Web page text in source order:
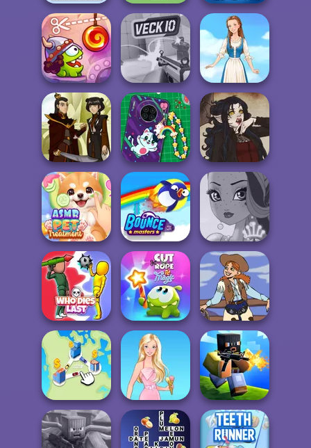
Word Search
Universe 2
Avenger Guard
Quizmania: Trivia
Game
Cut The Rope:
Time Travel
Veck.io Folklore Fashion
Firebender Zuko
DIY Phone Case
Shop
Gothic Heroine
ASMR Pet
Treatment
Bouncemasters Fairy Tale High
Who Dies Last
Cut The Rope
Magic
Cowgirl